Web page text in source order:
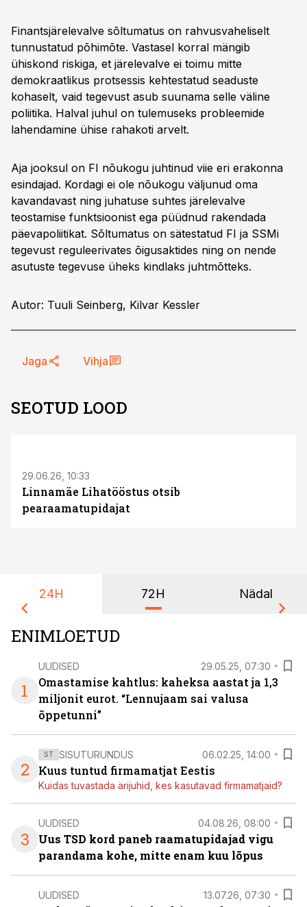
Finantsjärelevalve sõltumatus on rahvusvaheliselt
tunnustatud põhimõte. Vastasel korral mängib
ühiskond riskiga, et järelevalve ei toimu mitte
demokraatlikus protsessis kehtestatud seaduste
kohaselt, vaid tegevust asub suunama selle väline
poliitika. Halval juhul on tulemuseks probleemide
lahendamine ühise rahakoti arvelt.
Aja jooksul on FI nõukogu juhtinud viie eri erakonna
esindajad. Kordagi ei ole nõukogu väljunud oma
kavandavast ning juhatuse suhtes järelevalve
teostamise funktsioonist ega püüdnud rakendada
päevapoliitikat. Sõltumatus on sätestatud FI ja SSMi
tegevust reguleerivates õigusaktides ning on nende
asutuste tegevuse üheks kindlaks juhtmõtteks.
Autor: Tuuli Seinberg, Kilvar Kessler
Jaga Vihja
SEOTUD LOOD
29.06.26, 10:33
Linnamäe Lihatööstus otsib
pearaamatupidajat
24H 72H Nädal
ENIMLOETUD
1
UUDISED 29.05.25, 07:30
Omastamise kahtlus: kaheksa aastat ja 1,3
miljonit eurot. “Lennujaam sai valusa
õppetunni”
2
ST SISUTURUNDUS 06.02.25, 14:00
Kuus tuntud firmamatjat Eestis
Kuidas tuvastada ärijuhid, kes kasutavad firmamatjaid?
3
UUDISED 04.08.26, 08:00
Uus TSD kord paneb raamatupidajad vigu
parandama kohe, mitte enam kuu lõpus
UUDISED 13.07.26, 07:30